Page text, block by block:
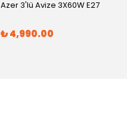
Azer 3'lü Avize 3X60W E27
₺ 4,990.00